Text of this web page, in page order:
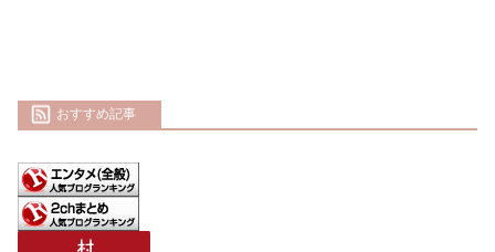
おすすめ記事